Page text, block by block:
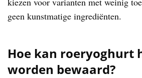
geen kunstmatige ingrediënten.
Hoe kan roeryoghurt
worden bewaard?